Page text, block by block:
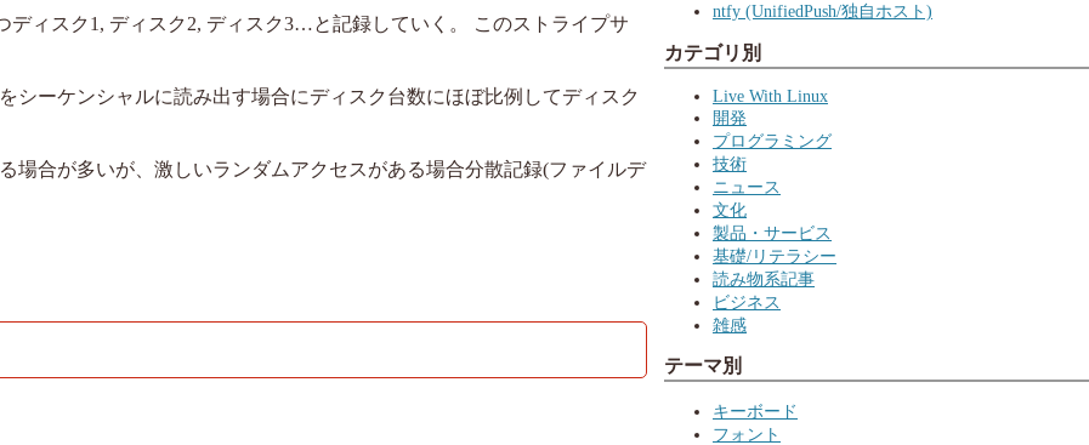
ィスク1, ディスク2, ディスク3…と記録していく。 このストライプサ
ーケンシャルに読み出す場合にディスク台数にほぼ比例してディスク
場合が多いが、激しいランダムアクセスがある場合分散記録(ファイルデ
ntfy (UnifiedPush/独自ホスト)
カテゴリ別
Live With Linux
開発
プログラミング
技術
ニュース
文化
製品・サービス
基礎/リテラシー
読み物系記事
ビジネス
雑感
テーマ別
キーボード
フォント